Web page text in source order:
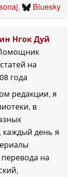
, Bluesky
Нгок Дуй
на
года
редакции, я
в
каждый день я
на